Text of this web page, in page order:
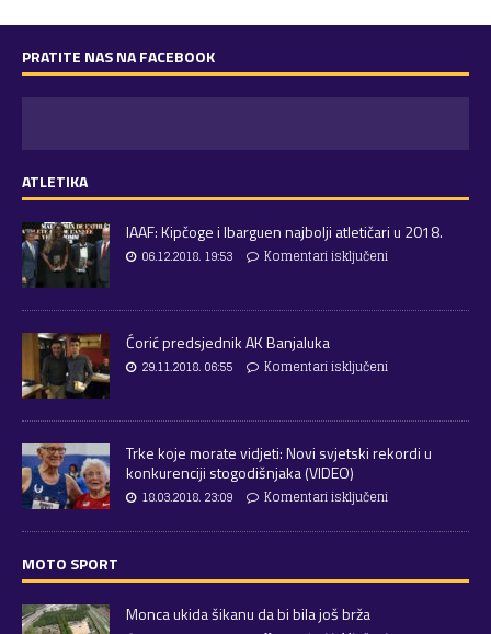
PRATITE NAS NA FACEBOOK
ATLETIKA
IAAF: Kipčoge i Ibarguen najbolji atletičari u 2018.
06.12.2018. 19:53 Komentari isključeni
Ćorić predsjednik AK Banjaluka
29.11.2018. 06:55 Komentari isključeni
Trke koje morate vidjeti: Novi svjetski rekordi u
konkurenciji stogodišnjaka (VIDEO)
18.03.2018. 23:09 Komentari isključeni
MOTO SPORT
Monca ukida šikanu da bi bila još brža